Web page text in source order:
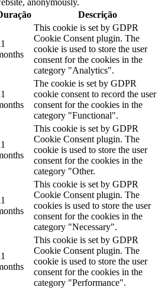
anonymously.
Descrição
This cookie is set by GDPR
Cookie Consent plugin. The
cookie is used to store the user
consent for the cookies in the
category "Analytics".
The cookie is set by GDPR
cookie consent to record the user
consent for the cookies in the
category "Functional".
This cookie is set by GDPR
Cookie Consent plugin. The
cookie is used to store the user
consent for the cookies in the
category "Other.
This cookie is set by GDPR
Cookie Consent plugin. The
cookies is used to store the user
consent for the cookies in the
category "Necessary".
This cookie is set by GDPR
Cookie Consent plugin. The
cookie is used to store the user
consent for the cookies in the
category "Performance".